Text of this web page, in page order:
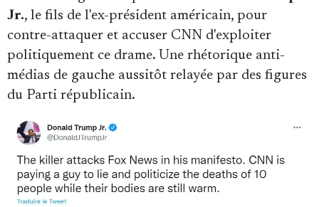
Jr., le fils de l'ex-président américain, pour
contre-attaquer et accuser CNN d'exploiter
politiquement ce drame. Une rhétorique anti-
médias de gauche aussitôt relayée par des figures
du Parti républicain.